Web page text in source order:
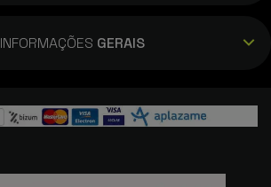
INFORMAÇÕES GERAIS